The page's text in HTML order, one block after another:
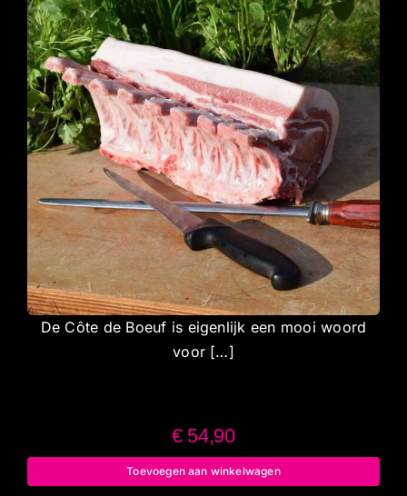
De Côte de Boeuf is eigenlijk een mooi woord
voor […]
€54,90
Toevoegen aan winkelwagen